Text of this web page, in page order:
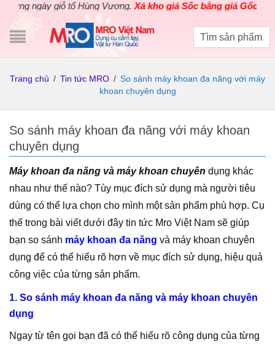
giỗ tổ Hùng Vương.Xả kho giá Sốc bằng giá Gốccho các
Trang chủ / Tin tức MRO / So sánh máy khoan đa năng với máy
khoan chuyên dụng
So sánh máy khoan đa năng với máy khoan
chuyên dụng
Máy khoan đa năng và máy khoan chuyên dụng khác
nhau như thế nào? Tùy mục đích sử dụng mà người tiêu
dùng có thể lựa chọn cho mình một sản phẩm phù hợp. Cụ
thể trong bài viết dưới đây tin tức Mro Việt Nam sẽ giúp
bạn so sánh máy khoan đa năng và máy khoan chuyên
dụng để có thể hiểu rõ hơn về mục đích sử dụng, hiệu quả
công việc của từng sản phẩm.
1. So sánh máy khoan đa năng và máy khoan chuyên
dụng
Ngay từ tên gọi bạn đã có thể hiểu rõ công dụng của từng